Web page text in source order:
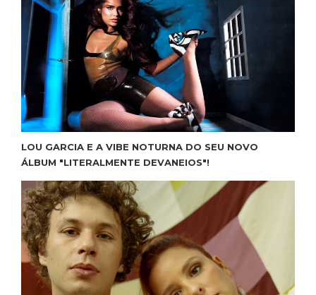
LOU GARCIA E A VIBE NOTURNA DO SEU NOVO
ÁLBUM "LITERALMENTE DEVANEIOS"!